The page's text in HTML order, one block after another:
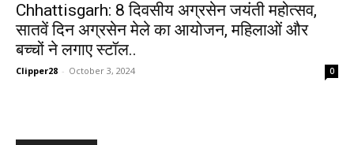
Chhattisgarh: 8 दिवसीय अग्रसेन जयंती महोत्सव,
सातवें दिन अग्रसेन मेले का आयोजन, महिलाओं और
बच्चों ने लगाए स्टॉल..
Clipper28 - October 3, 2024 0